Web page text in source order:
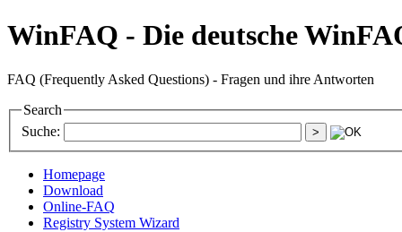
WinFAQ - Die deutsche
FAQ (Frequently Asked Questions) - Fragen und ihre Antworten
Search
Suche:
Homepage
Download
Online-FAQ
Registry System Wizard